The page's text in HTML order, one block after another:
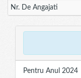
Nr. De Angajati
Pentru Anul 2024